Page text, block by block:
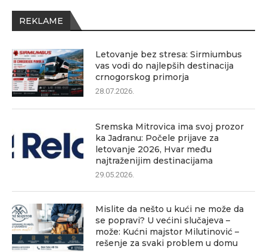
REKLAME
Letovanje bez stresa: Sirmiumbus
vas vodi do najlepših destinacija
crnogorskog primorja
28.07.2026.
Sremska Mitrovica ima svoj prozor
ka Jadranu: Počele prijave za
letovanje 2026, Hvar među
najtraženijim destinacijama
29.05.2026.
Mislite da nešto u kući ne može da
se popravi? U većini slučajeva –
može: Kućni majstor Milutinović –
rešenje za svaki problem u domu